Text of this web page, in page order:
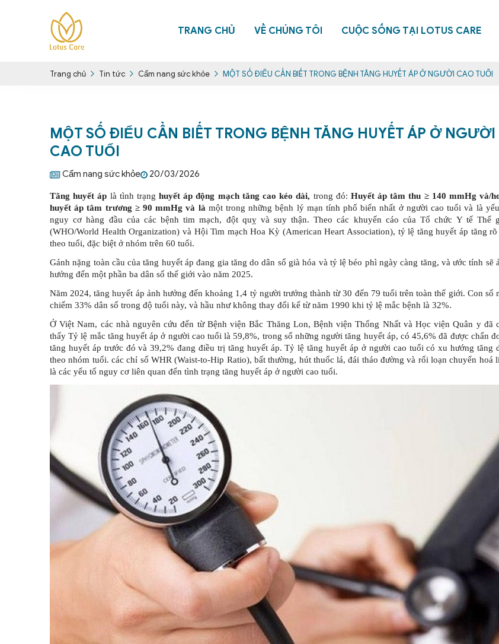
TRANG CHỦ VỀ CHÚNG TÔI CUỘC SỐNG TẠI LOTUS CARE
Trang chủ Tin tức Cẩm nang sức khỏe MỘT SỐ ĐIỂU CẦN BIẾT TRONG BỆNH TĂNG HUYẾT ÁP Ở NGƯỜI CAO TUỔI
MỘT SỐ ĐIỂU CẦN BIẾT TRONG BỆNH TĂNG HUYẾT ÁP Ở NGƯỜI
CAO TUỔI
Cẩm nang sức khỏe 20/03/2026
Tăng huyết áp là tình trạng huyết áp động mạch tăng cao kéo dài, trong đó: Huyết áp tâm thu ≥ 140 mmHg và/
huyết áp tâm trương ≥ 90 mmHg và là một trong những bệnh lý mạn tính phổ biến nhất ở người cao tuổi và là
nguy cơ hàng đầu của các bệnh tim mạch, đột quỵ và suy thận. Theo các khuyến cáo của Tổ chức Y tế Thế
(WHO/World Health Organization) và Hội Tim mạch Hoa Kỳ (American Heart Association), tỷ lệ tăng huyết áp tăng rõ
theo tuổi, đặc biệt ở nhóm trên 60 tuổi.
Gánh nặng toàn cầu của tăng huyết áp đang gia tăng do dân số già hóa và tỷ lệ béo phì ngày càng tăng, và ước tính sẽ
hưởng đến một phần ba dân số thế giới vào năm 2025.
Năm 2024, tăng huyết áp ảnh hưởng đến khoảng 1,4 tỷ người trưởng thành từ 30 đến 79 tuổi trên toàn thế giới. Con số
chiếm 33% dân số trong độ tuổi này, và hầu như không thay đổi kể từ năm 1990 khi tỷ lệ mắc bệnh là 32%.
Ở Việt Nam, các nhà nguyên cứu đến từ Bệnh viện Bắc Thăng Lon, Bệnh viện Thống Nhất và Học viện Quân y đã
thấy Tỷ lệ mắc tăng huyết áp ở người cao tuổi là 59,8%, trong số những người tăng huyết áp, có 45,6% đã được chẩn
tăng huyết áp trước đó và 39,2% đang điều trị tăng huyết áp. Tỷ lệ tăng huyết áp ở người cao tuổi có xu hướng tăng
theo nhóm tuổi. các chỉ số WHR(Waist-to-Hip Ratio), bất thường, hút thuốc lá, đái tháo đường và rối loạn chuyển hoá
là các yếu tố nguy cơ liên quan đến tình trạng tăng huyết áp ở người cao tuổi.